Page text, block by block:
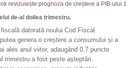
de-al doilea trimestru.
datorată noului Cod Fiscal.
genera o creștere a consumului și a
ales anul viitor, adaugând 0,7 puncte
trimestru a fost peste așteptări.